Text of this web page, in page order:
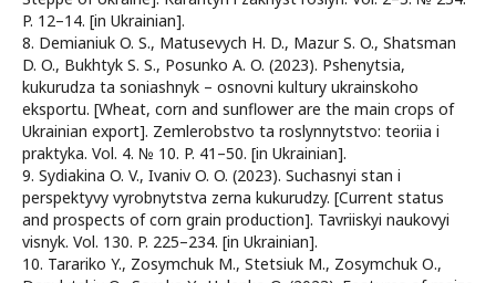
P. 12–14. [in Ukrainian].
8. Demianiuk O. S., Matusevych H. D., Mazur S. O., Shatsman
D. O., Bukhtyk S. S., Posunko A. O. (2023). Pshenytsia,
kukurudza ta soniashnyk – osnovni kultury ukrainskoho
eksportu. [Wheat, corn and sunflower are the main crops of
Ukrainian export]. Zemlerobstvo ta roslynnytstvo: teoriia i
praktyka. Vol. 4. № 10. P. 41–50. [in Ukrainian].
9. Sydiakina O. V., Ivaniv O. O. (2023). Suchasnyi stan i
perspektyvy vyrobnytstva zerna kukurudzy. [Current status
and prospects of corn grain production]. Tavriiskyi naukovyi
visnyk. Vol. 130. P. 225–234. [in Ukrainian].
10. Tarariko Y., Zosymchuk M., Stetsiuk M., Zosymchuk О.,